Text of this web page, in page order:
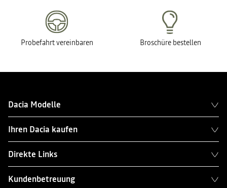
Probefahrt vereinbaren Broschüre bestellen
Dacia Modelle
Ihren Dacia kaufen
Direkte Links
Kundenbetreuung